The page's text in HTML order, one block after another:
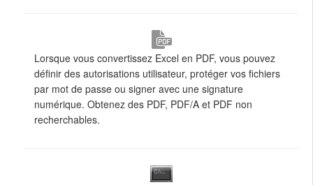
Lorsque vous convertissez Excel en PDF, vous pouvez
définir des autorisations utilisateur, protéger vos fichiers
par mot de passe ou signer avec une signature
numérique. Obtenez des PDF, PDF/A et PDF non
recherchables.